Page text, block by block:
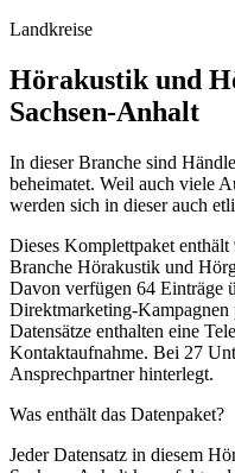
Landkreise
Hörakustik und
Sachsen-Anhalt
In dieser Branche sind
beheimatet. Weil auch viele
werden sich in dieser auch
Dieses Komplettpaket enthält
Branche Hörakustik und
Davon verfügen 64 Einträge
Direktmarketing-
Datensätze enthalten eine
Kontaktaufnahme. Bei 27
Ansprechpartner hinterlegt.
Was enthält das Datenpaket?
Jeder Datensatz in diesem